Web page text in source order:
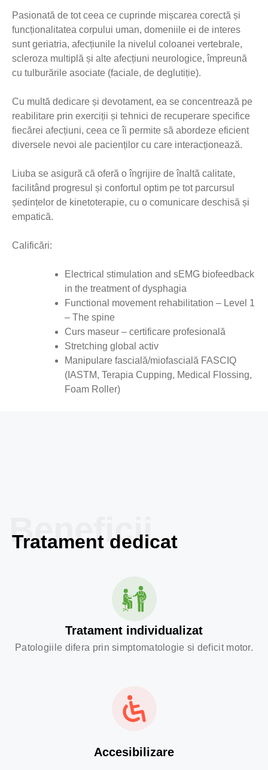
Pasionată de tot ceea ce cuprinde mișcarea corectă și
funcționalitatea corpului uman, domeniile ei de interes
sunt geriatria, afecțiunile la nivelul coloanei vertebrale,
scleroza multiplă și alte afecțiuni neurologice, împreună
cu tulburările asociate (faciale, de deglutiție).
Cu multă dedicare și devotament, ea se concentrează pe
reabilitare prin exerciții și tehnici de recuperare specifice
fiecărei afecțiuni, ceea ce îi permite să abordeze eficient
diversele nevoi ale pacienților cu care interacționează.
Liuba se asigură că oferă o îngrijire de înaltă calitate,
facilitând progresul și confortul optim pe tot parcursul
ședințelor de kinetoterapie, cu o comunicare deschisă și
empatică.
Calificări:
Electrical stimulation and sEMG biofeedback
in the treatment of dysphagia
Functional movement rehabilitation – Level 1
– The spine
Curs maseur – certificare profesională
Stretching global activ
Manipulare fascială/miofascială FASCIQ
(IASTM, Terapia Cupping, Medical Flossing,
Foam Roller)
Beneficii
Tratament dedicat
Tratament individualizat
Patologiile difera prin simptomatologie si deficit motor.
Accesibilizare